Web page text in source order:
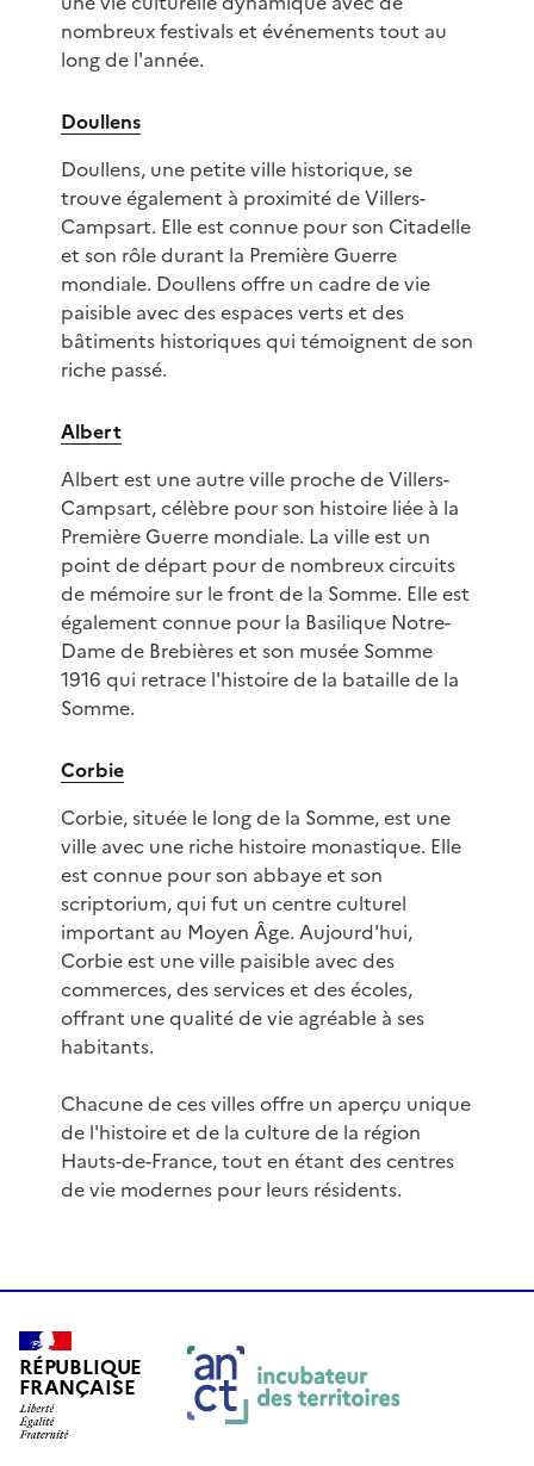
nombreux festivals et événements tout au
long de l'année.
Doullens
Doullens, une petite ville historique, se
trouve également à proximité de Villers-
Campsart. Elle est connue pour son Citadelle
et son rôle durant la Première Guerre
mondiale. Doullens offre un cadre de vie
paisible avec des espaces verts et des
bâtiments historiques qui témoignent de son
riche passé.
Albert
Albert est une autre ville proche de Villers-
Campsart, célèbre pour son histoire liée à la
Première Guerre mondiale. La ville est un
point de départ pour de nombreux circuits
de mémoire sur le front de la Somme. Elle est
également connue pour la Basilique Notre-
Dame de Brebières et son musée Somme
1916 qui retrace l'histoire de la bataille de la
Somme.
Corbie
Corbie, située le long de la Somme, est une
ville avec une riche histoire monastique. Elle
est connue pour son abbaye et son
scriptorium, qui fut un centre culturel
important au Moyen Âge. Aujourd'hui,
Corbie est une ville paisible avec des
commerces, des services et des écoles,
offrant une qualité de vie agréable à ses
habitants.
Chacune de ces villes offre un aperçu unique
de l'histoire et de la culture de la région
Hauts-de-France, tout en étant des centres
de vie modernes pour leurs résidents.
RÉPUBLIQUE
FRANÇAISE